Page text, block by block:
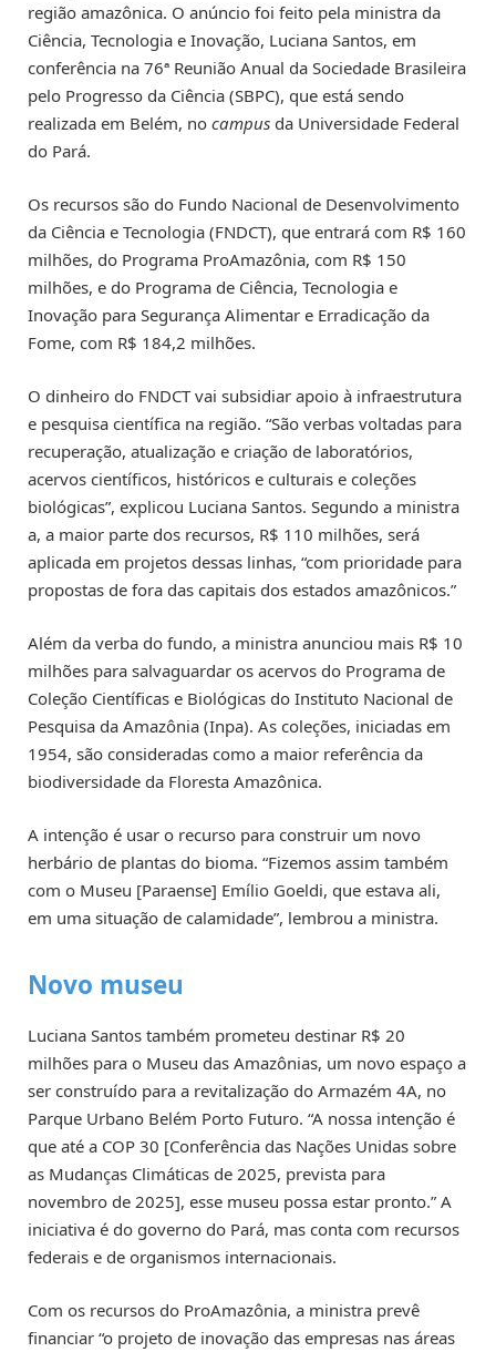
região amazônica. O anúncio foi feito pela ministra da
Ciência, Tecnologia e Inovação, Luciana Santos, em
conferência na 76ª Reunião Anual da Sociedade Brasileira
pelo Progresso da Ciência (SBPC), que está sendo
realizada em Belém, no campus da Universidade Federal
do Pará.
Os recursos são do Fundo Nacional de Desenvolvimento
da Ciência e Tecnologia (FNDCT), que entrará com R$ 160
milhões, do Programa ProAmazônia, com R$ 150
milhões, e do Programa de Ciência, Tecnologia e
Inovação para Segurança Alimentar e Erradicação da
Fome, com R$ 184,2 milhões.
O dinheiro do FNDCT vai subsidiar apoio à infraestrutura
e pesquisa científica na região. “São verbas voltadas para
recuperação, atualização e criação de laboratórios,
acervos científicos, históricos e culturais e coleções
biológicas”, explicou Luciana Santos. Segundo a ministra
a, a maior parte dos recursos, R$ 110 milhões, será
aplicada em projetos dessas linhas, “com prioridade para
propostas de fora das capitais dos estados amazônicos.”
Além da verba do fundo, a ministra anunciou mais R$ 10
milhões para salvaguardar os acervos do Programa de
Coleção Científicas e Biológicas do Instituto Nacional de
Pesquisa da Amazônia (Inpa). As coleções, iniciadas em
1954, são consideradas como a maior referência da
biodiversidade da Floresta Amazônica.
A intenção é usar o recurso para construir um novo
herbário de plantas do bioma. “Fizemos assim também
com o Museu [Paraense] Emílio Goeldi, que estava ali,
em uma situação de calamidade”, lembrou a ministra.
Novo museu
Luciana Santos também prometeu destinar R$ 20
milhões para o Museu das Amazônias, um novo espaço a
ser construído para a revitalização do Armazém 4A, no
Parque Urbano Belém Porto Futuro. “A nossa intenção é
que até a COP 30 [Conferência das Nações Unidas sobre
as Mudanças Climáticas de 2025, prevista para
novembro de 2025], esse museu possa estar pronto.” A
iniciativa é do governo do Pará, mas conta com recursos
federais e de organismos internacionais.
Com os recursos do ProAmazônia, a ministra prevê
financiar “o projeto de inovação das empresas nas áreas